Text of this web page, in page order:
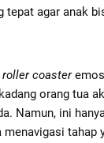
tepat agar anak
roller coaster
orang tua
Namun, ini
menavigasi tahap